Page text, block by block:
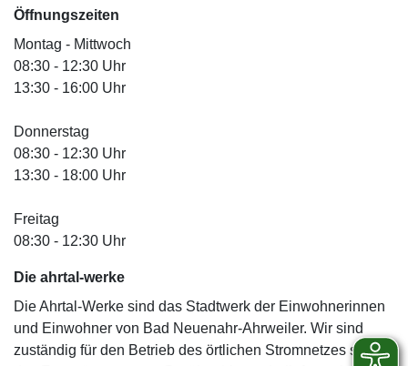
Öffnungszeiten
Montag - Mittwoch
08:30 - 12:30 Uhr
13:30 - 16:00 Uhr
Donnerstag
08:30 - 12:30 Uhr
13:30 - 18:00 Uhr
Freitag
08:30 - 12:30 Uhr
Die ahrtal-werke
Die Ahrtal-Werke sind das Stadtwerk der Einwohnerinnen
und Einwohner von Bad Neuenahr-Ahrweiler. Wir sind
zuständig für den Betrieb des örtlichen Stromnetzes sowie